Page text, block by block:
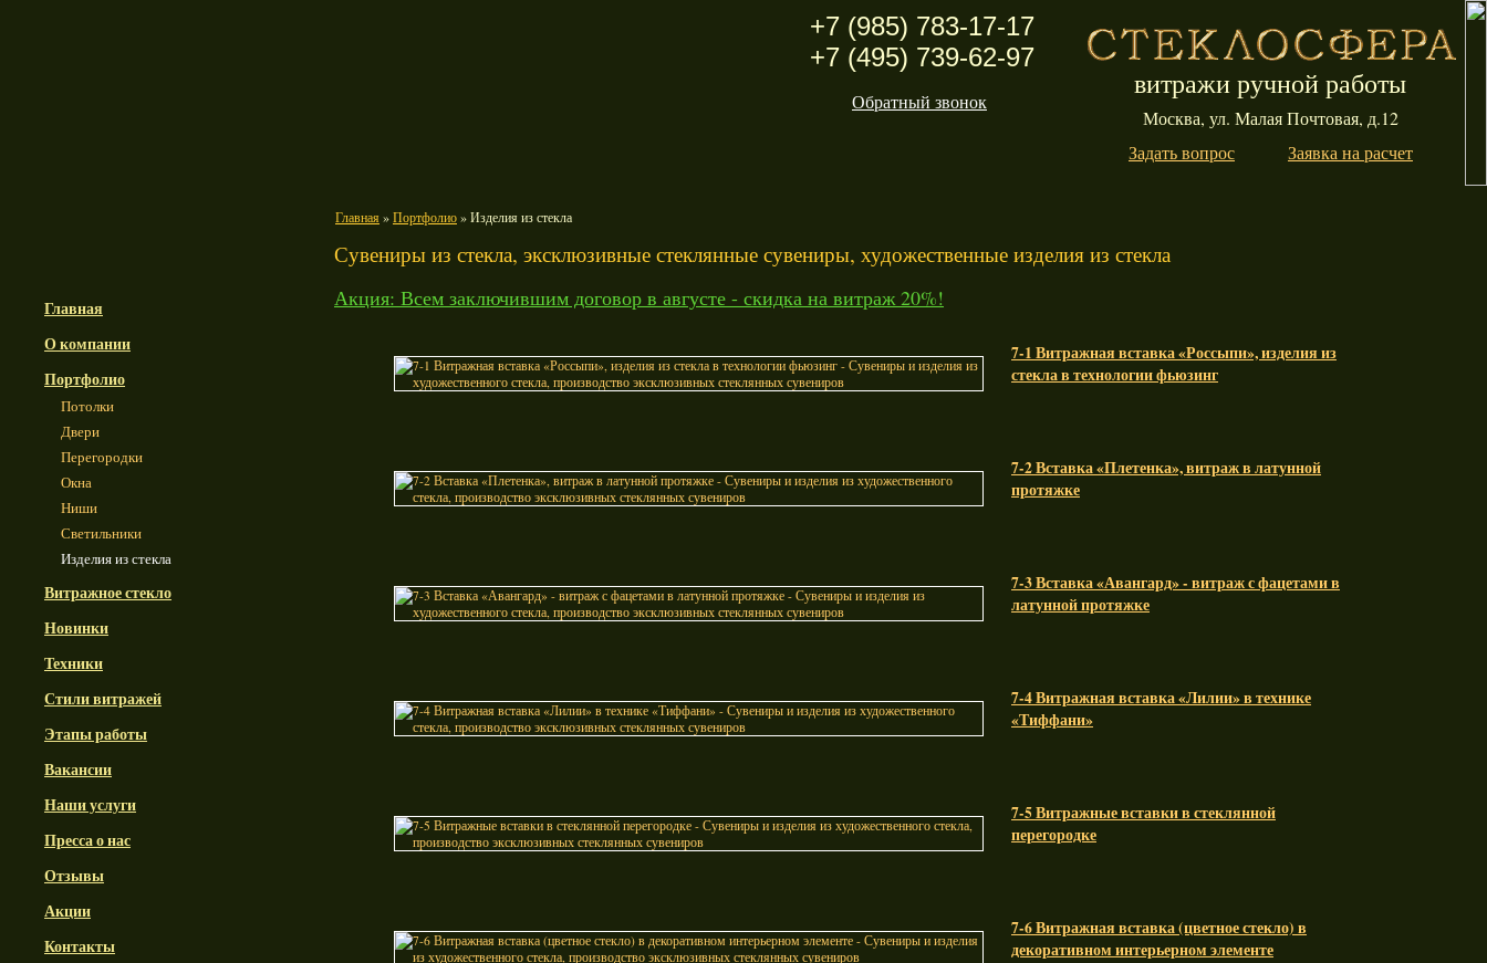
+7 (985) 783-17-17
+7 (495) 739-62-97
Обратный звонок
витражи ручной работы
Москва, ул. Малая Почтовая, д.12
Задать вопрос
Заявка на расчет
Главная»Портфолио» Изделия из стекла
Сувениры из стекла, эксклюзивные стеклянные сувениры, художественные изделия из стекла
Главная
О компании
Портфолио
Потолки
Двери
Перегородки
Окна
Ниши
Светильники
Изделия из стекла
Витражное стекло
Новинки
Техники
Стили витражей
Этапы работы
Вакансии
Наши услуги
Пресса о нас
Отзывы
Акции
Контакты
Акция: Всем заключившим договор в августе - скидка на витраж 20%!
7-1 Витражная вставка «Россыпи», изделия из
стекла в технологии фьюзинг
7-2 Вставка «Плетенка», витраж в латунной
протяжке
7-3 Вставка «Авангард» - витраж с фацетами в
латунной протяжке
7-4 Витражная вставка «Лилии» в технике
«Тиффани»
7-5 Витражные вставки в стеклянной
перегородке
7-6 Витражная вставка (цветное стекло) в
декоративном интерьерном элементе